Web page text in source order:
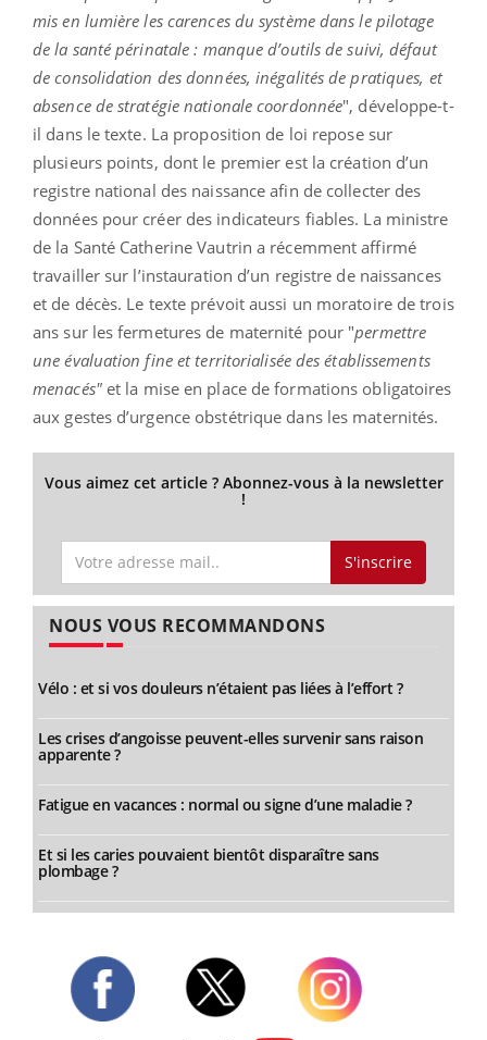
mis en lumière les carences du système dans le pilotage
de la santé périnatale : manque d’outils de suivi, défaut
de consolidation des données, inégalités de pratiques, et
absence de stratégie nationale coordonnée", développe-t-
il dans le texte. La proposition de loi repose sur
plusieurs points, dont le premier est la création d’un
registre national des naissance afin de collecter des
données pour créer des indicateurs fiables. La ministre
de la Santé Catherine Vautrin a récemment affirmé
travailler sur l’instauration d’un registre de naissances
et de décès. Le texte prévoit aussi un moratoire de trois
ans sur les fermetures de maternité pour "permettre
une évaluation fine et territorialisée des établissements
menacés"et la mise en place de formations obligatoires
aux gestes d’urgence obstétrique dans les maternités.
Vous aimez cet article ? Abonnez-vous à la newsletter
!
S'inscrire
NOUS VOUS RECOMMANDONS
Vélo : et si vos douleurs n’étaient pas liées à l’effort ?
Les crises d’angoisse peuvent-elles survenir sans raison
apparente ?
Fatigue en vacances : normal ou signe d’une maladie ?
Et si les caries pouvaient bientôt disparaître sans
plombage ?